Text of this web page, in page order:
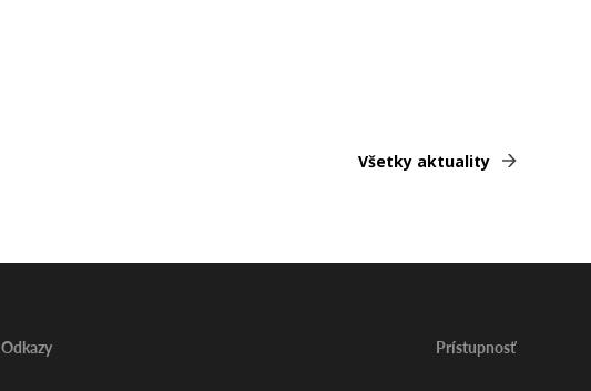
Všetky aktuality
Odkazy Prístupnosť